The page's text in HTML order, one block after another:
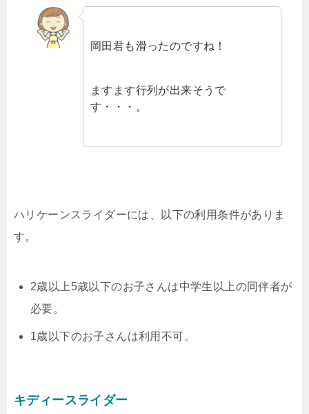
岡田君も滑ったのですね！
ますます行列が出来そうで
す・・・。
ハリケーンスライダーには、以下の利用条件がありま
す。
2歳以上5歳以下のお子さんは中学生以上の同伴者が
必要。
1歳以下のお子さんは利用不可。
キディースライダー